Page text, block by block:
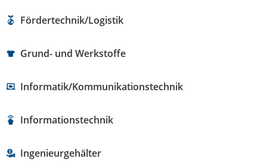
Fördertechnik/Logistik
Grund- und Werkstoffe
Informatik/Kommunikationstechnik
Informationstechnik
Ingenieurgehälter